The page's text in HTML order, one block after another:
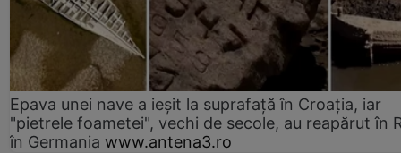
Epava unei nave a ieșit la suprafață în Croația, iar
"pietrele foametei", vechi de secole, au reapărut în
în Germania www.antena3.ro